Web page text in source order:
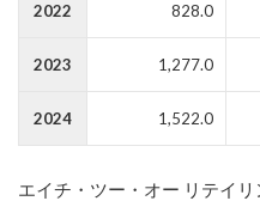
2022 828.0
2023 1,277.0
2024 1,522.0
エイチ・ツー・オー リテイ